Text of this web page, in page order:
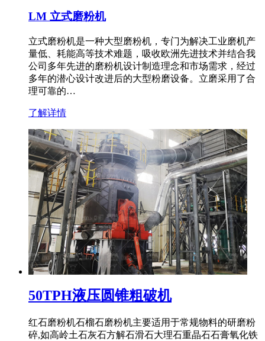
LM 立式磨粉机
立式磨粉机是一种大型磨粉机，专门为解决工业磨机产
量低、耗能高等技术难题，吸收欧洲先进技术并结合我
公司多年先进的磨粉机设计制造理念和市场需求，经过
多年的潜心设计改进后的大型粉磨设备。立磨采用了合
理可靠的…
了解详情
50TPH液压圆锥粗破机
红石磨粉机石榴石磨粉机主要适用于常规物料的研磨粉
碎,如高岭土石灰石方解石滑石大理石重晶石石膏氧化铁